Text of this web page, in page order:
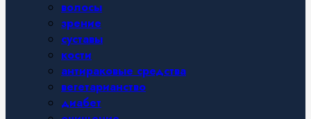
волосы
зрение
суставы
кости
антираковые средства
вегетарианство
диабет